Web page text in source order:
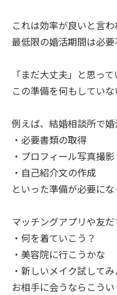
これは効率が良いと言
最低限の婚活期間は必要
「まだ大丈夫」と思って
この準備を何もしていな
例えば、結婚相談所で婚
・必要書類の取得
・プロフィール写真撮影
・自己紹介文の作成
といった準備が必要にな
マッチングアプリや友だ
・何を着ていこう？
・美容院に行こうかな
・新しいメイク試して
お相手に会うならこう